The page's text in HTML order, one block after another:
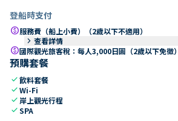
登船時支付
paid服務費（船上小費）（2歲以下不適用）
keyboard_arrow_right 查看詳情
paid國際觀光旅客稅：每人3,000日圓（2歲以下免
預購套餐
check飲料套餐
checkWi-Fi
check 岸上觀光行程
checkSPA